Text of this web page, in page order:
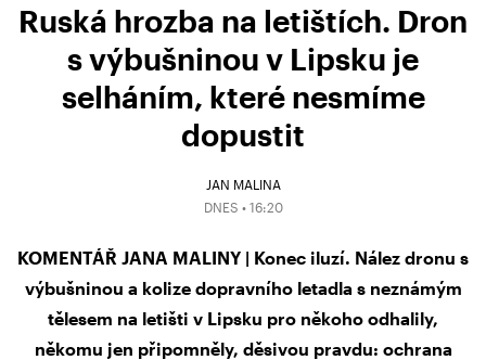
Ruská hrozba na letištích. Dron
s výbušninou v Lipsku je
selháním, které nesmíme
dopustit
JAN MALINA
DNES • 16:20
KOMENTÁŘ JANA MALINY | Konec iluzí. Nález dronu s
výbušninou a kolize dopravního letadla s neznámým
tělesem na letišti v Lipsku pro někoho odhalily,
někomu jen připomněly, děsivou pravdu: ochrana